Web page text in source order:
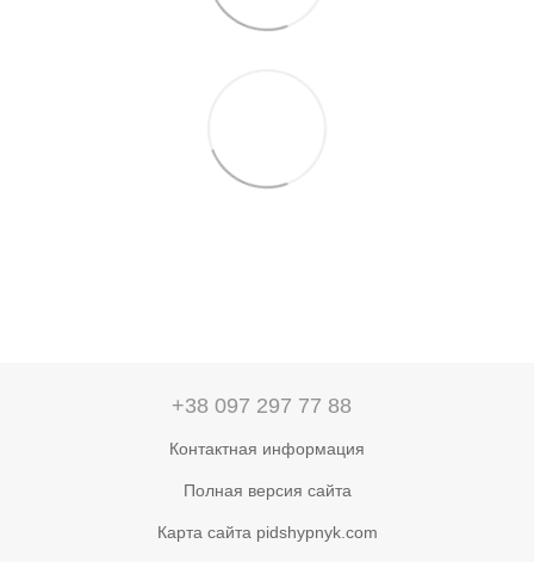
+38 097 297 77 88
Контактная информация
Полная версия сайта
Карта сайта pidshypnyk.com